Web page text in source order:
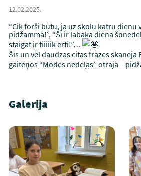
12.02.2025.
“Cik forši būtu, ja uz skolu katru dienu
pidžammā!”, “Šī ir labākā diena
staigāt ir tiiiiik ērti!”…
Šīs un vēl daudzas citas frāzes
gaiteņos “Modes nedēļas” otrajā –
Galerija